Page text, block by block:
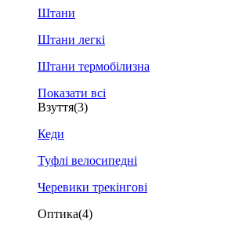
Штани
Штани легкі
Штани термобілизна
Показати всі
Взуття(3)
Кеди
Туфлі велосипедні
Черевики трекінгові
Оптика(4)